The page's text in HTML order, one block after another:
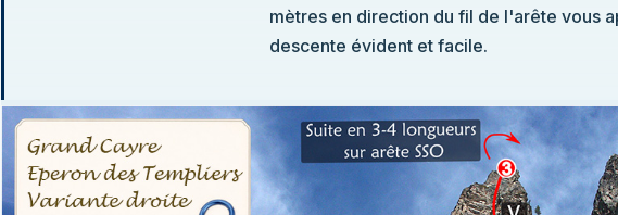
mètres en direction du fil de l'arête vous
descente évident et facile.